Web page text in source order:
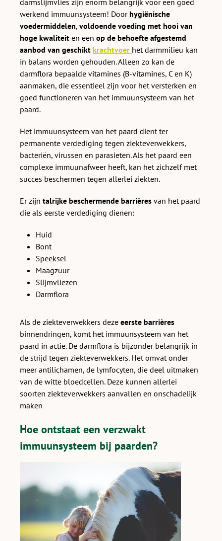
werkend immuunsysteem! Doorhygiënische
voedermiddelen, voldoende voeding met hooi van
hoge kwaliteit en een op de behoefte afgestemd
aanbod van geschikt krachtvoer het darmmilieu kan
in balans worden gehouden. Alleen zo kan de
darmflora bepaalde vitamines (B-vitamines, C en K)
aanmaken, die essentieel zijn voor het versterken en
goed functioneren van het immuunsysteem van het
paard.
Het immuunsysteem van het paard dient ter
permanente verdediging tegen ziekteverwekkers,
bacteriën, virussen en parasieten. Als het paard een
complexe immuunafweer heeft, kan het zichzelf met
succes beschermen tegen allerlei ziekten.
Er zijn talrijke beschermende barrières van het paard
die als eerste verdediging dienen:
Huid
Bont
Speeksel
Maagzuur
Slijmvliezen
Darmflora
Als de ziekteverwekkers deze eerste barrières
binnendringen, komt het immuunsysteem van het
paard in actie. De darmflora is bijzonder belangrijk in
de strijd tegen ziekteverwekkers. Het omvat onder
meer antilichamen, de lymfocyten, die deel uitmaken
van de witte bloedcellen. Deze kunnen allerlei
soorten ziekteverwekkers aanvallen en onschadelijk
maken
Hoe ontstaat een verzwakt
immuunsysteem bij paarden?